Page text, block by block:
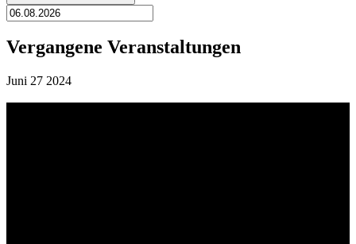
Vergangene Veranstaltungen
Juni 27 2024